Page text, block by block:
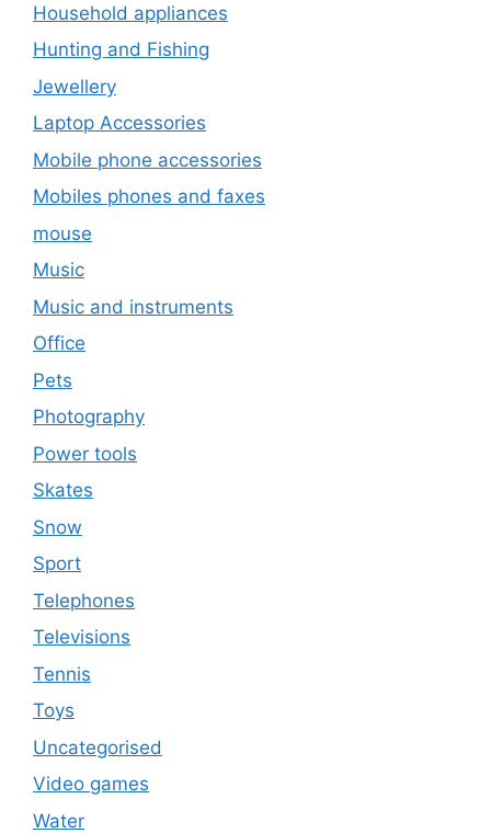
Household appliances
Hunting and Fishing
Jewellery
Laptop Accessories
Mobile phone accessories
Mobiles phones and faxes
mouse
Music
Music and instruments
Office
Pets
Photography
Power tools
Skates
Snow
Sport
Telephones
Televisions
Tennis
Toys
Uncategorised
Video games
Water